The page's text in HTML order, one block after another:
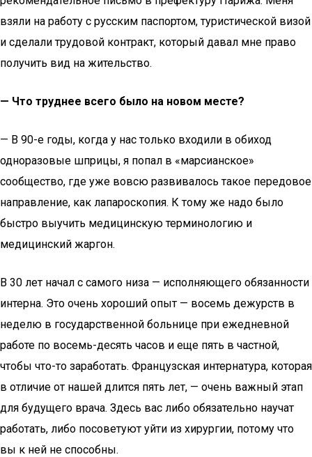
взяли на работу с русским паспортом, туристической визой
и сделали трудовой контракт, который давал мне право
получить вид на жительство.
— Что труднее всего было на новом месте?
— В 90-е годы, когда у нас только входили в обиход
одноразовые шприцы, я попал в «марсианское»
сообщество, где уже вовсю развивалось такое передовое
направление, как лапароскопия. К тому же надо было
быстро выучить медицинскую терминологию и
медицинский жаргон.
В 30 лет начал с самого низа — исполняющего обязанности
интерна. Это очень хороший опыт — восемь дежурств в
неделю в государственной больнице при ежедневной
работе по восемь-десять часов и еще пять в частной,
чтобы что-то заработать. Французская интернатура, которая
в отличие от нашей длится пять лет, — очень важный этап
для будущего врача. Здесь вас либо обязательно научат
работать, либо посоветуют уйти из хирургии, потому что
вы к ней не способны.